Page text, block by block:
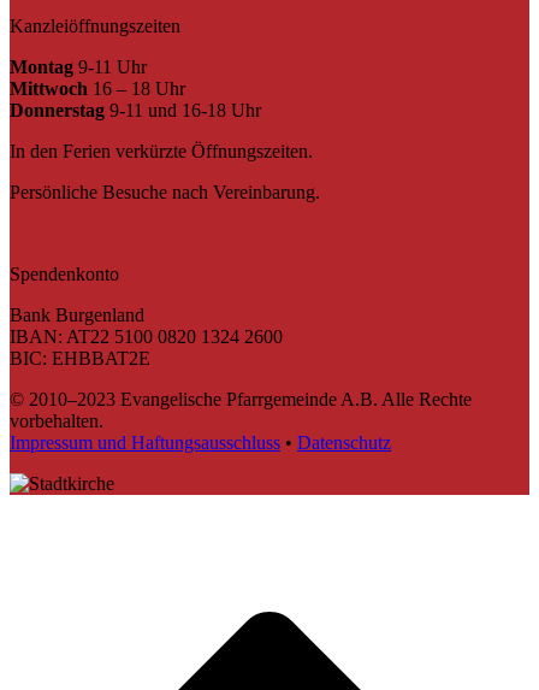
Kanzleiöffnungszeiten
Montag 9-11 Uhr
Mittwoch 16 – 18 Uhr
Donnerstag 9-11 und 16-18 Uhr
In den Ferien verkürzte Öffnungszeiten.
Persönliche Besuche nach Vereinbarung.
Spendenkonto
Bank Burgenland
IBAN: AT22 5100 0820 1324 2600
BIC: EHBBAT2E
© 2010–2023 Evangelische Pfarrgemeinde A.B. Alle Rechte
vorbehalten.
Impressum und Haftungsausschluss • Datenschutz